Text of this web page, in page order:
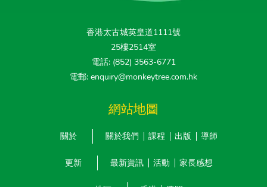
香港太古城英皇道1111號
25樓2514室
電話: (852) 3563-6771
電郵: enquiry@monkeytree.com.hk
網站地圖
關於 關於我們 課程 出版 導師
更新 最新資訊 活動 家長感想